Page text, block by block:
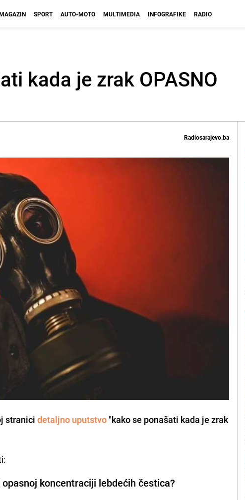
SPORT AUTO-MOTO MULTIMEDIA INFOGRAFIKE RADIO
kada je zrak OPASNO
Radiosarajevo.ba
stranicidetaljno uputstvo"kako se ponašati kada je zrak
koncentraciji lebdećih čestica?